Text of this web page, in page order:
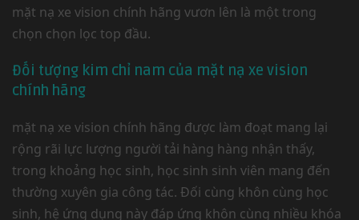
mặt nạ xe vision chính hãng vươn lên là một trong
chọn chọn lọc top đầu.
Đối tượng kim chỉ nam của mặt nạ xe vision
chính hãng
mặt nạ xe vision chính hãng được làm đoạt mang lại
rộng rãi lực lượng người tải hàng hàng nhận thấy,
trong khoảng học sinh, học sinh sinh viên mang đến
thường xuyên gia công tác. Đối cùng khôn cùng học
sinh, hệ ứng dụng này đáp ứng khôn cùng nhiều khóa